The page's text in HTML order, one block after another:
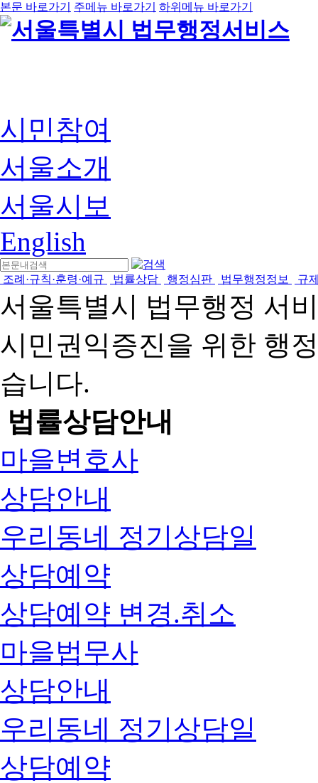
본문 바로가기 주메뉴 바로가기 하위메뉴 바로가기
시민참여
서울소개
서울시보
English
조례·규칙·훈령·예규 법률상담 행정심판 법무행정정보 규
서울특별시 법무행정 서
시민권익증진을 위한 행
습니다.
법률상담안내
마을변호사
상담안내
우리동네 정기상담일
상담예약
상담예약 변경.취소
마을법무사
상담안내
우리동네 정기상담일
상담예약